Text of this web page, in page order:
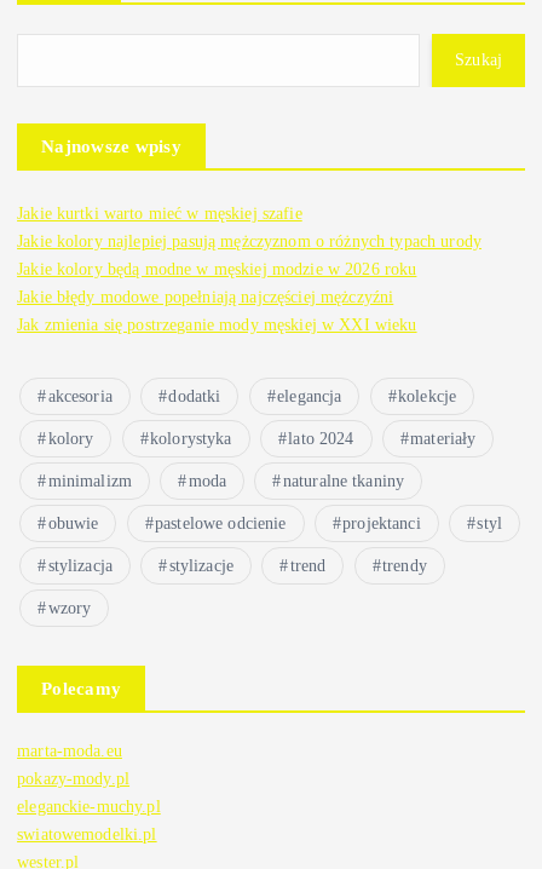
Szukaj
Najnowsze wpisy
Jakie kurtki warto mieć w męskiej szafie
Jakie kolory najlepiej pasują mężczyznom o różnych typach urody
Jakie kolory będą modne w męskiej modzie w 2026 roku
Jakie błędy modowe popełniają najczęściej mężczyźni
Jak zmienia się postrzeganie mody męskiej w XXI wieku
akcesoria dodatki elegancja kolekcje
kolory kolorystyka lato 2024 materiały
minimalizm moda naturalne tkaniny
obuwie pastelowe odcienie projektanci styl
stylizacja stylizacje trend trendy
wzory
Polecamy
marta-moda.eu
pokazy-mody.pl
eleganckie-muchy.pl
swiatowemodelki.pl
wester.pl